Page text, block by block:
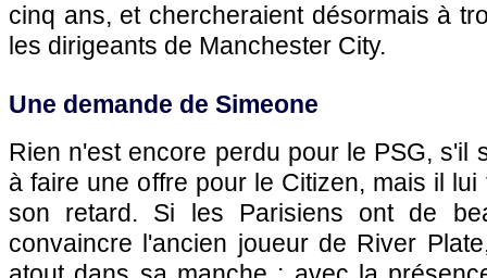
cinq ans, et chercheraient désormais à
les dirigeants de Manchester City.
Une demande de Simeone
Rien n'est encore perdu pour le PSG, s'il
à faire une offre pour le Citizen, mais il
son retard. Si les Parisiens ont de
convaincre l'ancien joueur de River